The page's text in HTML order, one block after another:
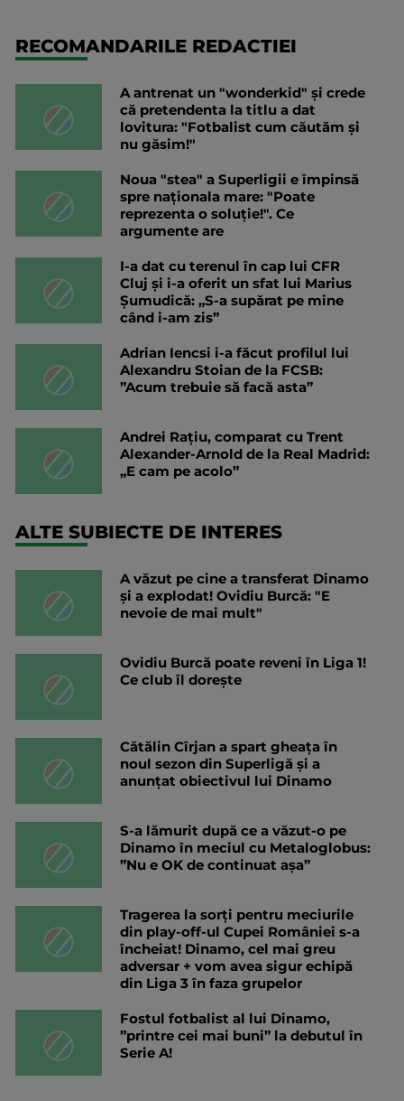
RECOMANDARILE REDACTIEI
A antrenat un "wonderkid" și crede
că pretendenta la titlu a dat
lovitura: "Fotbalist cum căutăm și
nu găsim!"
Noua "stea" a Superligii e împinsă
spre naționala mare: "Poate
reprezenta o soluție!". Ce
argumente are
I-a dat cu terenul în cap lui CFR
Cluj și i-a oferit un sfat lui Marius
Șumudică: „S-a supărat pe mine
când i-am zis”
Adrian Iencsi i-a făcut profilul lui
Alexandru Stoian de la FCSB:
”Acum trebuie să facă asta”
Andrei Rațiu, comparat cu Trent
Alexander-Arnold de la Real Madrid:
„E cam pe acolo”
ALTE SUBIECTE DE INTERES
A văzut pe cine a transferat Dinamo
și a explodat! Ovidiu Burcă: "E
nevoie de mai mult"
Ovidiu Burcă poate reveni în Liga 1!
Ce club îl dorește
Cătălin Cîrjan a spart gheața în
noul sezon din Superligă și a
anunțat obiectivul lui Dinamo
S-a lămurit după ce a văzut-o pe
Dinamo în meciul cu Metaloglobus:
”Nu e OK de continuat așa”
Tragerea la sorți pentru meciurile
din play-off-ul Cupei României s-a
încheiat! Dinamo, cel mai greu
adversar + vom avea sigur echipă
din Liga 3 în faza grupelor
Fostul fotbalist al lui Dinamo,
”printre cei mai buni” la debutul în
Serie A!